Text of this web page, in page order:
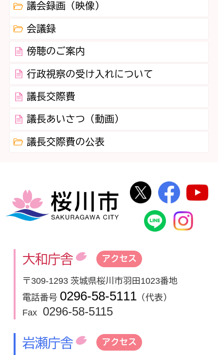
議会録画（映像）
会議録
傍聴のご案内
行政視察の受け入れについて
議長交際費
議長あいさつ（動画）
議長交際費の公表
桜川市
桜川市公式
桜川
桜川市公
大和庁舎 アクセス
〒309-1293 茨城県桜川市羽田1023番地
電話番号 0296-58-5111 （代表）
Fax
0296-58-5115
岩瀬庁舎 アクセス